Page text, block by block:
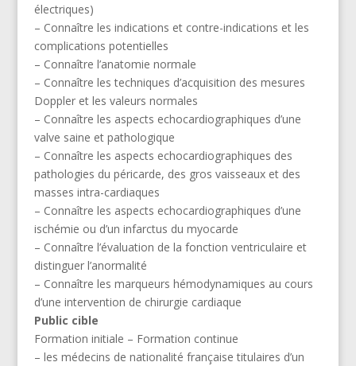
électriques)
– Connaître les indications et contre-indications et les
complications potentielles
– Connaître l’anatomie normale
– Connaître les techniques d’acquisition des mesures
Doppler et les valeurs normales
– Connaître les aspects echocardiographiques d’une
valve saine et pathologique
– Connaître les aspects echocardiographiques des
pathologies du péricarde, des gros vaisseaux et des
masses intra-cardiaques
– Connaître les aspects echocardiographiques d’une
ischémie ou d’un infarctus du myocarde
– Connaître l’évaluation de la fonction ventriculaire et
distinguer l’anormalité
– Connaître les marqueurs hémodynamiques au cours
d’une intervention de chirurgie cardiaque
Public cible
Formation initiale – Formation continue
– les médecins de nationalité française titulaires d’un